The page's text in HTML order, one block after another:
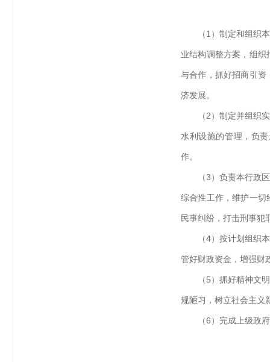
（1）制定和组织
业结构调整方案，组
与合作，抓好招商引资
济发展。
（2）制定并组织
水利设施的管理，负
作。
（3）负责本行政
综合性工作，维护一切
民事纠纷，打击刑事犯
（4）按计划组织
管好财政资金，增强财
（5）抓好精神文
规陋习，树立社会主义
（6）完成上级政